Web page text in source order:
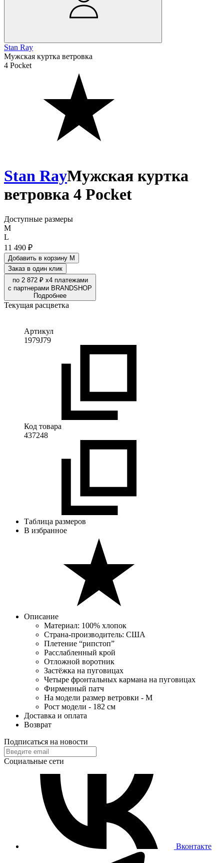
Stan Ray
Мужская куртка ветровка
4 Pocket
Stan RayМужская куртка
ветровка 4 Pocket
Доступные размеры
M
L
11 490 ₽
Добавить в корзину M
Заказ в один клик
по 2 872 ₽х4 платежами
с партнерами BRANDSHOP
Подробнее
Текущая расцветка
Артикул
1979J79
Код товара
437248
Таблица размеров
В избранное
Описание
Материал: 100% хлопок
Страна-производитель: США
Плетение “рипстоп”
Расслабленный крой
Отложной воротник
Застёжка на пуговицах
Четыре фронтальных кармана на пуговицах
Фирменный патч
На модели размер ветровки - M
Рост модели - 182 см
Доставка и оплата
Возврат
Подписаться на новости
Социальные сети
Вконтакте